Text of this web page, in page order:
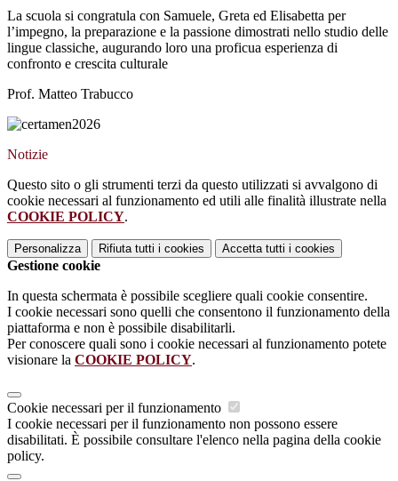
La scuola si congratula con Samuele, Greta ed Elisabetta per
l’impegno, la preparazione e la passione dimostrati nello studio delle
lingue classiche, augurando loro una proficua esperienza di
confronto e crescita culturale
Prof. Matteo Trabucco
Notizie
Questo sito o gli strumenti terzi da questo utilizzati si avvalgono di
cookie necessari al funzionamento ed utili alle finalità illustrate nella
COOKIE POLICY.
Personalizza Rifiuta tutti i cookies Accetta tutti i cookies
Gestione cookie
In questa schermata è possibile scegliere quali cookie consentire.
I cookie necessari sono quelli che consentono il funzionamento della
piattaforma e non è possibile disabilitarli.
Per conoscere quali sono i cookie necessari al funzionamento potete
visionare la COOKIE POLICY.
Cookie necessari per il funzionamento
I cookie necessari per il funzionamento non possono essere
disabilitati. È possibile consultare l'elenco nella pagina della cookie
policy.